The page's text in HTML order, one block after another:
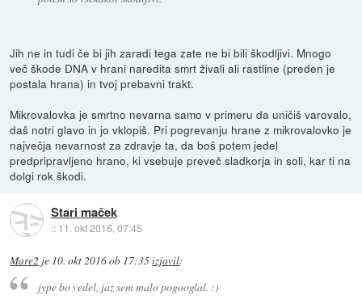
Jih ne in tudi če bi jih zaradi tega zate ne bi bili škodljivi. Mnogo
več škode DNA v hrani naredita smrt živali ali rastline (preden je
postala hrana) in tvoj prebavni trakt.
Mikrovalovka je smrtno nevarna samo v primeru da uničiš varovalo,
daš notri glavo in jo vklopiš. Pri pogrevanju hrane z mikrovalovko je
največja nevarnost za zdravje ta, da boš potem jedel
predpripravljeno hrano, ki vsebuje preveč sladkorja in soli, kar ti na
dolgi rok škodi.
Stari maček
:: 11. okt 2016, 07:45
Mare2 je 10. okt 2016 ob 17:35izjavil:
jype bo vedel, jaz sem malo pogooglal. :)